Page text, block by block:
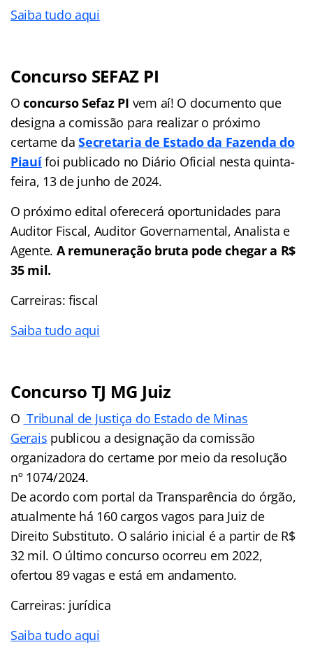
Saiba tudo aqui
Concurso SEFAZ PI
Oconcurso Sefaz PI vem aí! O documento que
designa a comissão para realizar o próximo
certame da Secretaria de Estado da Fazenda do
Piauífoi publicado no Diário Oficial nesta quinta-
feira, 13 de junho de 2024.
O próximo edital oferecerá oportunidades para
Auditor Fiscal, Auditor Governamental, Analista e
Agente. A remuneração bruta pode chegar a R$
35 mil.
Carreiras: fiscal
Saiba tudo aqui
Concurso TJ MG Juiz
O Tribunal de Justiça do Estado de Minas
Gerais publicou a designação da comissão
organizadora do certame por meio da resolução
nº 1074/2024.
De acordo com portal da Transparência do órgão,
atualmente há 160 cargos vagos para Juiz de
Direito Substituto. O salário inicial é a partir de R$
32 mil. O último concurso ocorreu em 2022,
ofertou 89 vagas e está em andamento.
Carreiras: jurídica
Saiba tudo aqui